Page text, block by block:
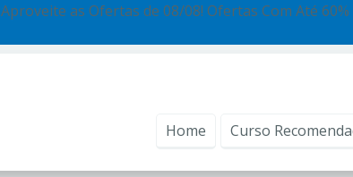
Aproveite as Ofertas de 08/08! Ofertas Com Até 60%
Home Curso